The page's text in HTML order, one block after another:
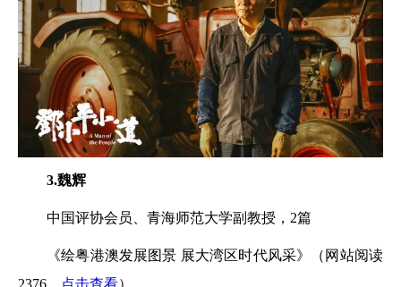
3.魏辉
中国评协会员、青海师范大学副教授，2篇
《绘粤港澳发展图景 展大湾区时代风采》（ 网站阅读
2376，
点击查看）